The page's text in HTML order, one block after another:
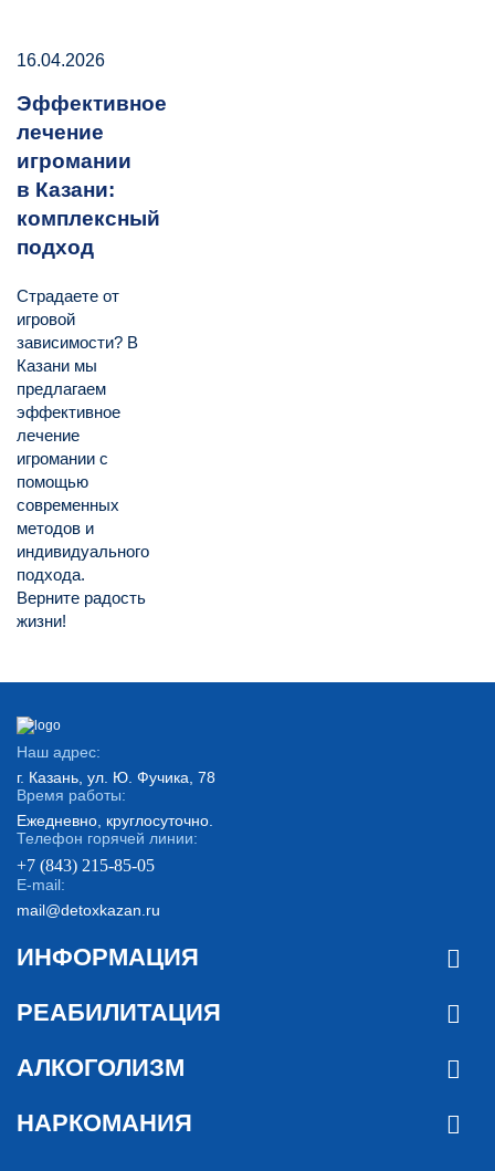
16.04.2026
Эффективное
лечение
игромании
в Казани:
комплексный
подход
Страдаете от
игровой
зависимости? В
Казани мы
предлагаем
эффективное
лечение
игромании с
помощью
современных
методов и
индивидуального
подхода.
Верните радость
жизни!
Наш адрес:
г. Казань, ул. Ю. Фучика, 78
Время работы:
Ежедневно, круглосуточно.
Телефон горячей линии:
+7 (843) 215-85-05
E-mail:
mail@detoxkazan.ru
ИНФОРМАЦИЯ
РЕАБИЛИТАЦИЯ
АЛКОГОЛИЗМ
НАРКОМАНИЯ